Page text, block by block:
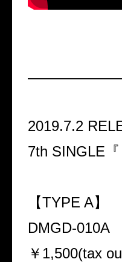
2019.7.2
7th SINGLE
【TYPE A】
DMGD-010A
￥1,500(tax